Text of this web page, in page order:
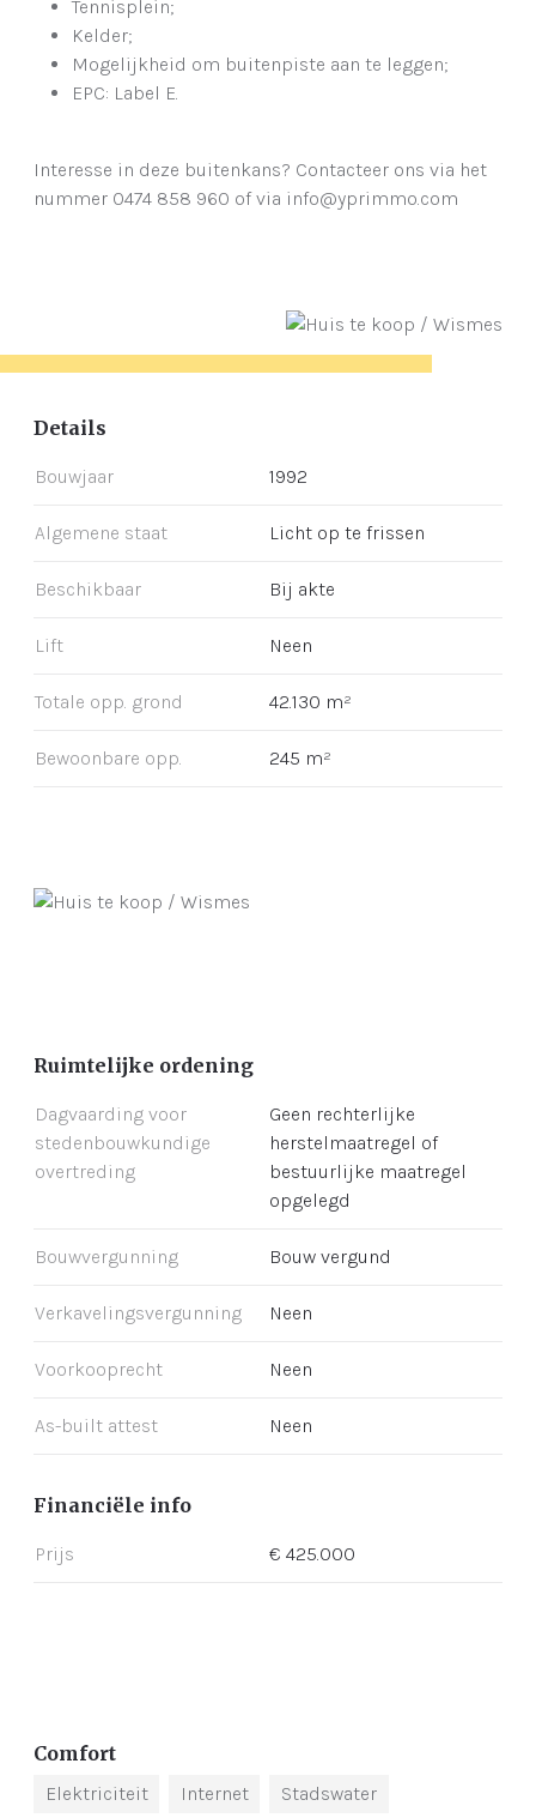
Tennisplein;
Kelder;
Mogelijkheid om buitenpiste aan te leggen;
EPC: Label E.
Interesse in deze buitenkans? Contacteer ons via het
nummer 0474 858 960 of via info@yprimmo.com
Details
Bouwjaar 1992
Algemene staat Licht op te frissen
Beschikbaar Bij akte
Lift Neen
Totale opp. grond 42.130 m²
Bewoonbare opp. 245 m²
Ruimtelijke ordening
Dagvaarding voor
stedenbouwkundige
overtreding
Geen rechterlijke
herstelmaatregel of
bestuurlijke maatregel
opgelegd
Bouwvergunning Bouw vergund
Verkavelingsvergunning Neen
Voorkooprecht Neen
As-built attest Neen
Financiële info
Prijs € 425.000
Comfort
Elektriciteit Internet Stadswater